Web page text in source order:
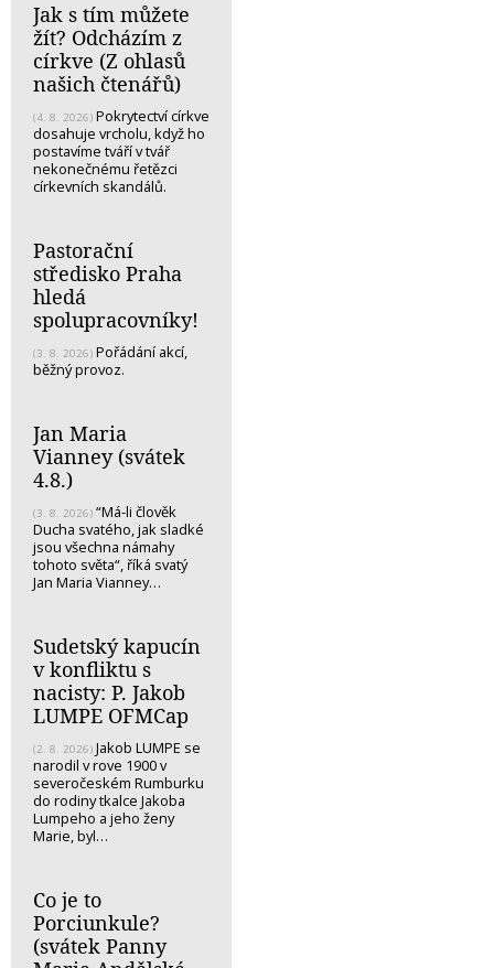
Jak s tím můžete
žít? Odcházím z
církve (Z ohlasů
našich čtenářů)
(4. 8. 2026) Pokrytectví církve
dosahuje vrcholu, když ho
postavíme tváří v tvář
nekonečnému řetězci
církevních skandálů.
Pastorační
středisko Praha
hledá
spolupracovníky!
(3. 8. 2026) Pořádání akcí,
běžný provoz.
Jan Maria
Vianney (svátek
4.8.)
(3. 8. 2026) “Má-li člověk
Ducha svatého, jak sladké
jsou všechna námahy
tohoto světa“, říká svatý
Jan Maria Vianney…
Sudetský kapucín
v konfliktu s
nacisty: P. Jakob
LUMPE OFMCap
(2. 8. 2026) Jakob LUMPE se
narodil v rove 1900 v
severočeském Rumburku
do rodiny tkalce Jakoba
Lumpeho a jeho ženy
Marie, byl…
Co je to
Porciunkule?
(svátek Panny